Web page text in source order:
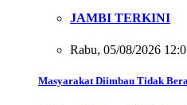
JAMBI TERKINI
Rabu, 05/08/2026
Masyarakat Diimbau Tidak